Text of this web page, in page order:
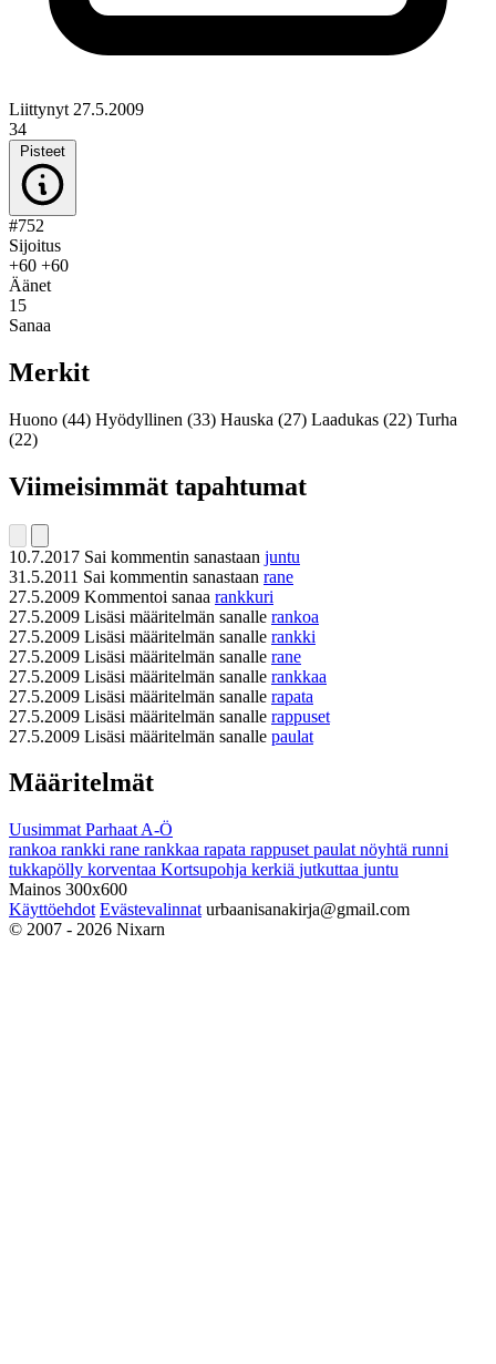
Liittynyt 27.5.2009
34
Pisteet
#752
Sijoitus
+60 +60
Äänet
15
Sanaa
Merkit
Huono (44) Hyödyllinen (33) Hauska (27) Laadukas (22) Turha
(22)
Viimeisimmät tapahtumat
10.7.2017 Sai kommentin sanastaan juntu
31.5.2011 Sai kommentin sanastaan rane
27.5.2009 Kommentoi sanaa rankkuri
27.5.2009 Lisäsi määritelmän sanalle rankoa
27.5.2009 Lisäsi määritelmän sanalle rankki
27.5.2009 Lisäsi määritelmän sanalle rane
27.5.2009 Lisäsi määritelmän sanalle rankkaa
27.5.2009 Lisäsi määritelmän sanalle rapata
27.5.2009 Lisäsi määritelmän sanalle rappuset
27.5.2009 Lisäsi määritelmän sanalle paulat
Määritelmät
Uusimmat Parhaat A-Ö
rankoa rankki rane rankkaa rapata rappuset paulat nöyhtä runni
tukkapölly korventaa Kortsupohja kerkiä jutkuttaa juntu
Mainos 300x600
Käyttöehdot Evästevalinnat urbaanisanakirja@gmail.com
© 2007 - 2026 Nixarn